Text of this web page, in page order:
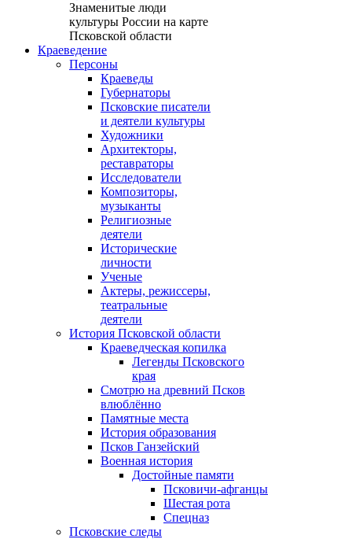
Знаменитые люди
культуры России на карте
Псковской области
Краеведение
Персоны
Краеведы
Губернаторы
Псковские писатели
и деятели культуры
Художники
Архитекторы,
реставраторы
Исследователи
Композиторы,
музыканты
Религиозные
деятели
Исторические
личности
Ученые
Актеры, режиссеры,
театральные
деятели
История Псковской области
Краеведческая копилка
Легенды Псковского
края
Смотрю на древний Псков
влюблённо
Памятные места
История образования
Псков Ганзейский
Военная история
Достойные памяти
Псковичи-афганцы
Шестая рота
Спецназ
Псковские следы